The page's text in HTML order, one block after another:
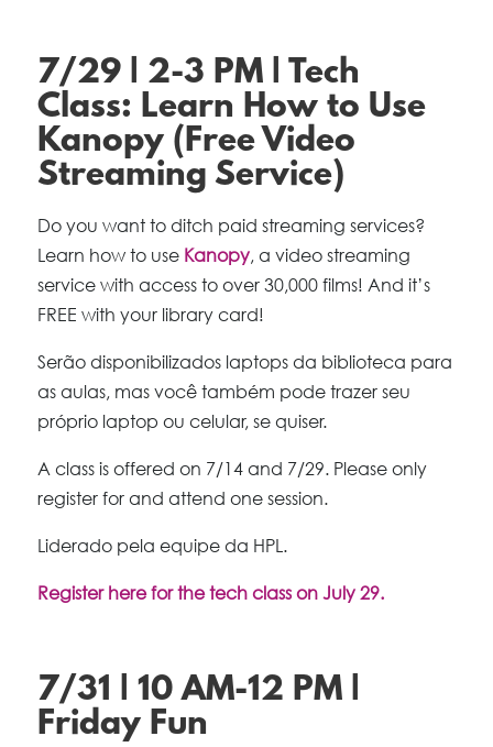
7/29 | 2-3 PM | Tech
Class: Learn How to Use
Kanopy (Free Video
Streaming Service)
Do you want to ditch paid streaming services?
Learn how to use Kanopy, a video streaming
service with access to over 30,000 films! And it’s
FREE with your library card!
Serão disponibilizados laptops da biblioteca para
as aulas, mas você também pode trazer seu
próprio laptop ou celular, se quiser.
A class is offered on 7/14 and 7/29. Please only
register for and attend one session.
Liderado pela equipe da HPL.
Register here for the tech class on July 29.
7/31 | 10 AM-12 PM |
Friday Fun